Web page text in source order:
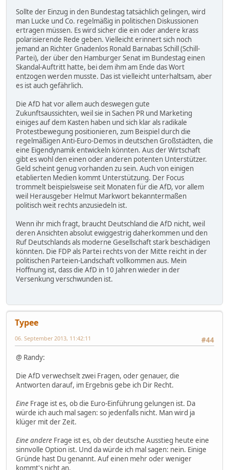
Sollte der Einzug in den Bundestag tatsächlich gelingen, wird
man Lucke und Co. regelmäßig in politischen Diskussionen
ertragen müssen. Es wird sicher die ein oder andere krass
polarisierende Rede geben. Vielleicht erinnert sich noch
jemand an Richter Gnadenlos Ronald Barnabas Schill (Schill-
Partei), der über den Hamburger Senat im Bundestag einen
Skandal-Auftritt hatte, bei dem ihm am Ende das Wort
entzogen werden musste. Das ist vielleicht unterhaltsam, aber
es ist auch gefährlich.
Die AfD hat vor allem auch deswegen gute
Zukunftsaussichten, weil sie in Sachen PR und Marketing
einiges auf dem Kasten haben und sich klar als radikale
Protestbewegung positionieren, zum Beispiel durch die
regelmäßigen Anti-Euro-Demos in deutschen Großstädten, die
eine Eigendynamik entwickeln könnten. Aus der Wirtschaft
gibt es wohl den einen oder anderen potenten Unterstützer.
Geld scheint genug vorhanden zu sein. Auch von einigen
etablierten Medien kommt Unterstützung. Der Focus
trommelt beispielsweise seit Monaten für die AfD, vor allem
weil Herausgeber Helmut Markwort bekanntermaßen
politisch weit rechts anzusiedeln ist.
Wenn ihr mich fragt, braucht Deutschland die AfD nicht, weil
deren Ansichten absolut ewiggestrig daherkommen und den
Ruf Deutschlands als moderne Gesellschaft stark beschädigen
könnten. Die FDP als Partei rechts von der Mitte reicht in der
politischen Parteien-Landschaft vollkommen aus. Mein
Hoffnung ist, dass die AfD in 10 Jahren wieder in der
Versenkung verschwunden ist.
Typee
#44
06. September 2013, 11:42:11
@ Randy:
Die AfD verwechselt zwei Fragen, oder genauer, die
Antworten darauf, im Ergebnis gebe ich Dir Recht.
Eine Frage ist es, ob die Euro-Einführung gelungen ist. Da
würde ich auch mal sagen: so jedenfalls nicht. Man wird ja
klüger mit der Zeit.
Eine andere Frage ist es, ob der deutsche Ausstieg heute eine
sinnvolle Option ist. Und da würde ich mal sagen: nein. Einige
Gründe hast Du genannt. Auf einen mehr oder weniger
kommt's nicht an.